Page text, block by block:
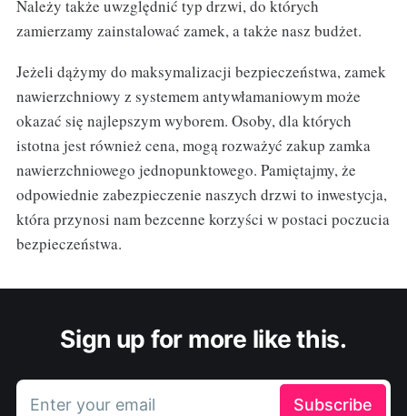
Należy także uwzględnić typ drzwi, do których
zamierzamy zainstalować zamek, a także nasz budżet.
Jeżeli dążymy do maksymalizacji bezpieczeństwa, zamek
nawierzchniowy z systemem antywłamaniowym może
okazać się najlepszym wyborem. Osoby, dla których
istotna jest również cena, mogą rozważyć zakup zamka
nawierzchniowego jednopunktowego. Pamiętajmy, że
odpowiednie zabezpieczenie naszych drzwi to inwestycja,
która przynosi nam bezcenne korzyści w postaci poczucia
bezpieczeństwa.
Sign up for more like this.
Enter your email Subscribe